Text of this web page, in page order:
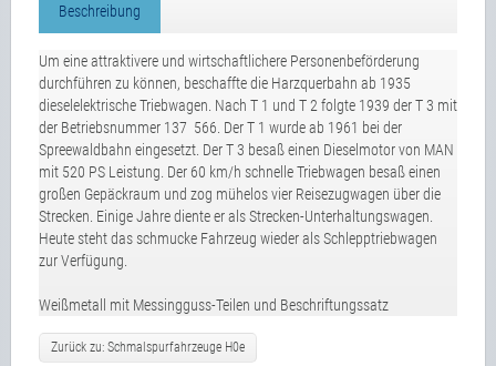
Beschreibung
Um eine attraktivere und wirtschaftlichere Personenbeförderung
durchführen zu können, beschaffte die Harzquerbahn ab 1935
dieselelektrische Triebwagen. Nach T 1 und T 2 folgte 1939 der T 3 mit
der Betriebsnummer 137 566. Der T 1 wurde ab 1961 bei der
Spreewaldbahn eingesetzt. Der T 3 besaß einen Dieselmotor von MAN
mit 520 PS Leistung. Der 60 km/h schnelle Triebwagen besaß einen
großen Gepäckraum und zog mühelos vier Reisezugwagen über die
Strecken. Einige Jahre diente er als Strecken-Unterhaltungswagen.
Heute steht das schmucke Fahrzeug wieder als Schlepptriebwagen
zur Verfügung.
Weißmetall mit Messingguss-Teilen und Beschriftungssatz
Zurück zu: Schmalspurfahrzeuge H0e